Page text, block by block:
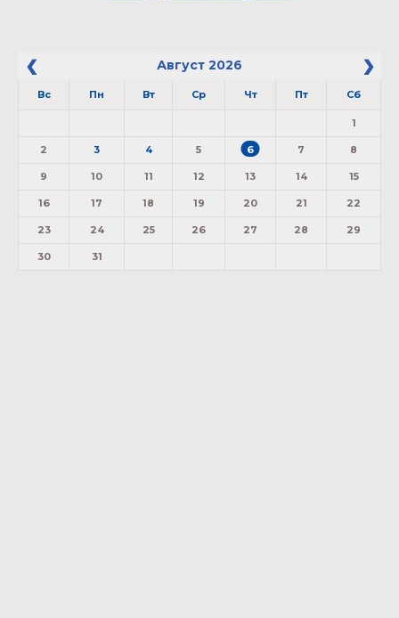
Август 2026
Вс Пн Вт Ср Чт Пт Сб
1
2 3 4 5 6 7 8
9 10 11 12 13 14 15
16 17 18 19 20 21 22
23 24 25 26 27 28 29
30 31